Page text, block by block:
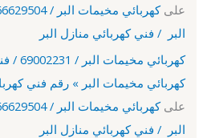
على
البر / فني كهربائي منازل البر
كهربائي مخيمات البر » رقم فني كهربائي / 69002231 /
على
البر / فني كهربائي منازل البر